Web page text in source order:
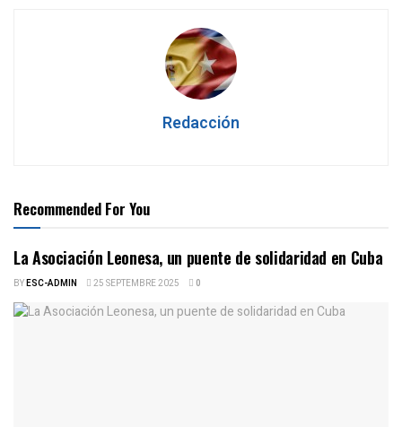
Redacción
Recommended For You
La Asociación Leonesa, un puente de solidaridad en Cuba
BYESC-ADMIN 25 SEPTEMBRE 2025 0